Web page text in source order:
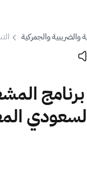
والضريبية والجمركية